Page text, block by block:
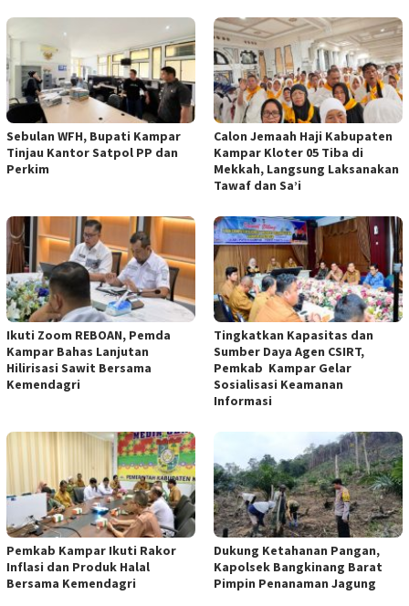
Sebulan WFH, Bupati Kampar
Tinjau Kantor Satpol PP dan
Perkim
Calon Jemaah Haji Kabupaten
Kampar Kloter 05 Tiba di
Mekkah, Langsung Laksanakan
Tawaf dan Sa’i
Ikuti Zoom REBOAN, Pemda
Kampar Bahas Lanjutan
Hilirisasi Sawit Bersama
Kemendagri
Tingkatkan Kapasitas dan
Sumber Daya Agen CSIRT,
Pemkab Kampar Gelar
Sosialisasi Keamanan
Informasi
Pemkab Kampar Ikuti Rakor
Inflasi dan Produk Halal
Bersama Kemendagri
Dukung Ketahanan Pangan,
Kapolsek Bangkinang Barat
Pimpin Penanaman Jagung